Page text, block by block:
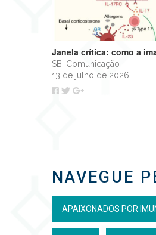
SBI Comunicação
13 de julho de 2026
NAVEGUE
APAIXONADOS POR